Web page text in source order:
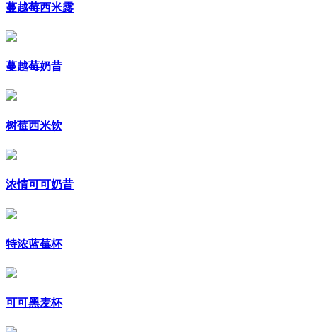
蔓越莓西米露
蔓越莓奶昔
树莓西米饮
浓情可可奶昔
特浓蓝莓杯
可可黑麦杯